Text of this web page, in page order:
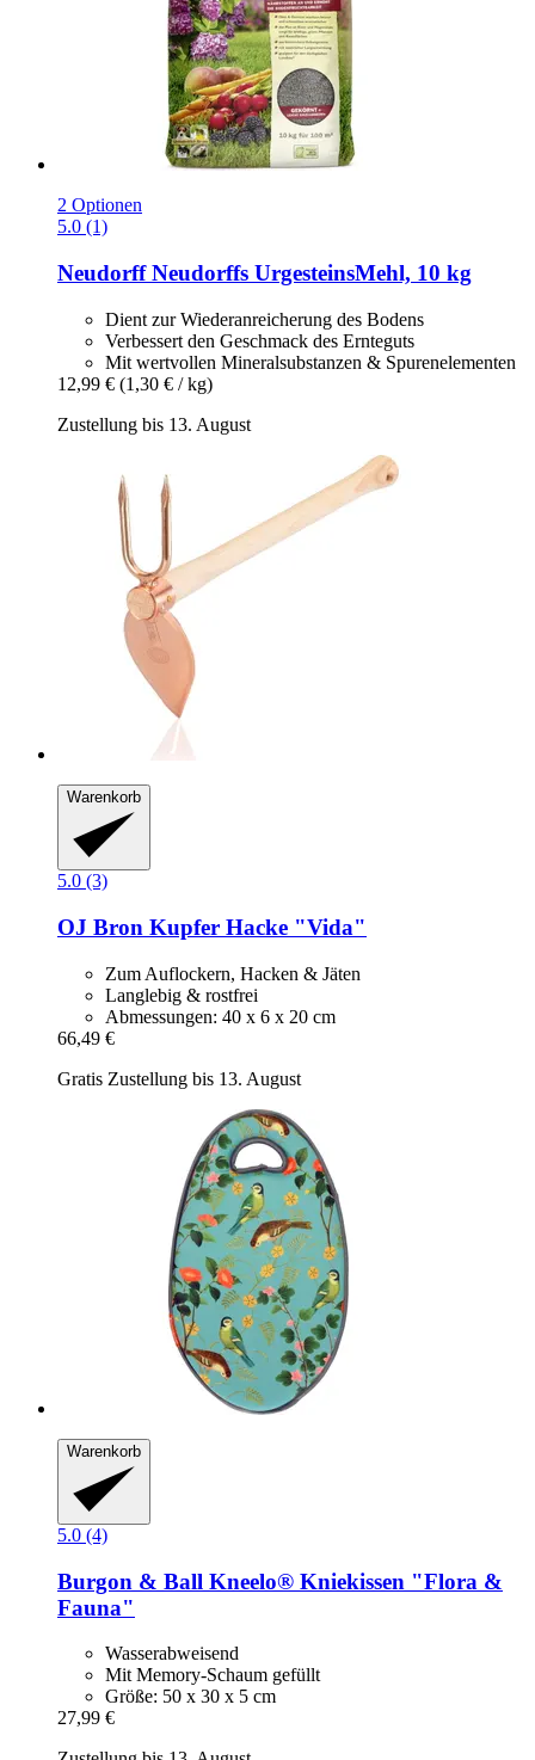
2 Optionen
5.0 (1)
NeudorffNeudorffs UrgesteinsMehl, 10 kg
Dient zur Wiederanreicherung des Bodens
Verbessert den Geschmack des Ernteguts
Mit wertvollen Mineralsubstanzen & Spurenelementen
12,99 € (1,30 € / kg)
Zustellung bis 13. August
Warenkorb
5.0 (3)
OJ Bron Kupfer Hacke "Vida"
Zum Auflockern, Hacken & Jäten
Langlebig & rostfrei
Abmessungen: 40 x 6 x 20 cm
66,49 €
Gratis Zustellung bis 13. August
Warenkorb
5.0 (4)
Burgon & Ball Kneelo® Kniekissen "Flora &
Fauna"
Wasserabweisend
Mit Memory-Schaum gefüllt
Größe: 50 x 30 x 5 cm
27,99 €